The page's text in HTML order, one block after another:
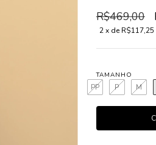
R$469,00
2 x deR$117,25
TAMANHO
M
P
PP